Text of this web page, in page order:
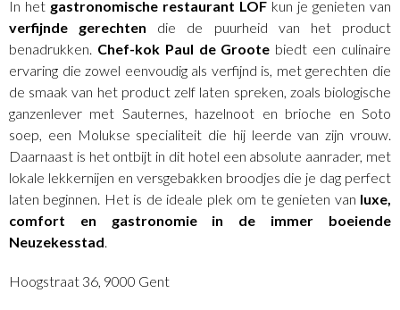
In het gastronomische restaurant LOF kun je genieten van
verfijnde gerechten die de puurheid van het product
benadrukken. Chef-kok Paul de Groote biedt een culinaire
ervaring die zowel eenvoudig als verfijnd is, met gerechten die
de smaak van het product zelf laten spreken, zoals biologische
ganzenlever met Sauternes, hazelnoot en brioche en Soto
soep, een Molukse specialiteit die hij leerde van zijn vrouw.
Daarnaast is het ontbijt in dit hotel een absolute aanrader, met
lokale lekkernijen en versgebakken broodjes die je dag perfect
laten beginnen. Het is de ideale plek om te genieten van luxe,
comfort en gastronomie in de immer boeiende
Neuzekesstad.
Hoogstraat 36, 9000 Gent